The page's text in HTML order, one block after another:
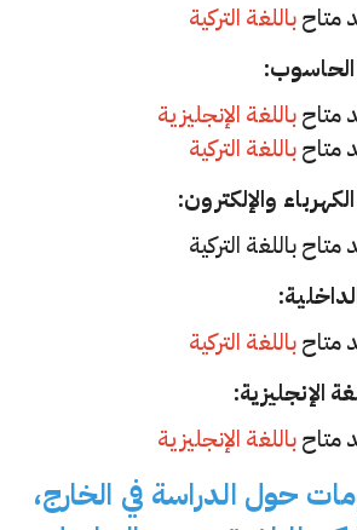
باللغة التركية
باللغة الإنجليزية
باللغة التركية
والإلكترون:
باللغة التركية
الإنجليزية:
متاح باللغة الإنجليزية
حول الدراسة في الخارج،